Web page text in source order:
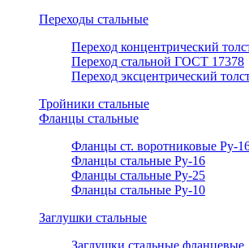
Переходы стальные
Переход концентрический
Переход стальной ГОСТ 17378
Переход эксцентрический
Тройники стальные
Фланцы стальные
Фланцы ст. воротниковые Ру-
Фланцы стальные Ру-16
Фланцы стальные Ру-25
Фланцы стальные Ру-10
Заглушки стальные